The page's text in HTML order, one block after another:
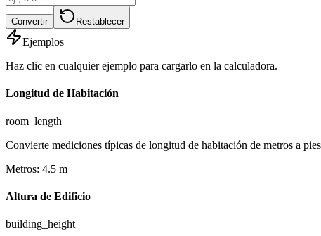
Convertir Restablecer
Ejemplos
Haz clic en cualquier ejemplo para cargarlo en la calculadora.
Longitud de Habitación
room_length
Convierte mediciones típicas de longitud de habitación de metros a
Metros: 4.5 m
Altura de Edificio
building_height